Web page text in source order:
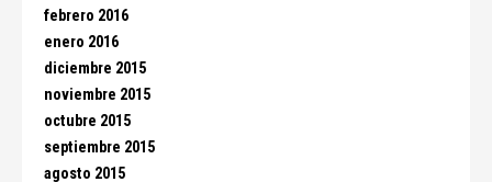
febrero 2016
enero 2016
diciembre 2015
noviembre 2015
octubre 2015
septiembre 2015
agosto 2015